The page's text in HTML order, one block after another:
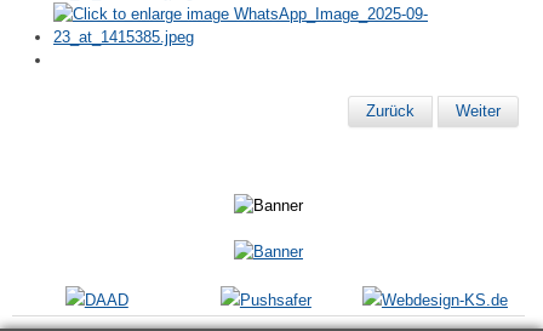
Zurück Weiter